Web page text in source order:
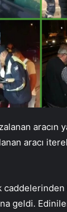
aracın
aracı
caddelerinden
geldi.